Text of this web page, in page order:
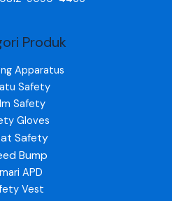
Produk
Apparatus
Safety
Safety
Gloves
Safety
Bump
APD
Vest